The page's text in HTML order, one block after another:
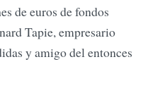
de euros de fondos
Tapie, empresario
y amigo del entonces